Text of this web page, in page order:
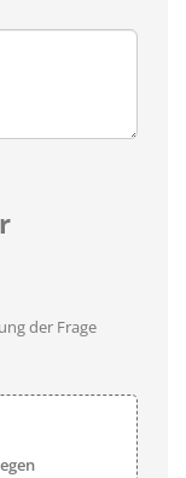
der Frage